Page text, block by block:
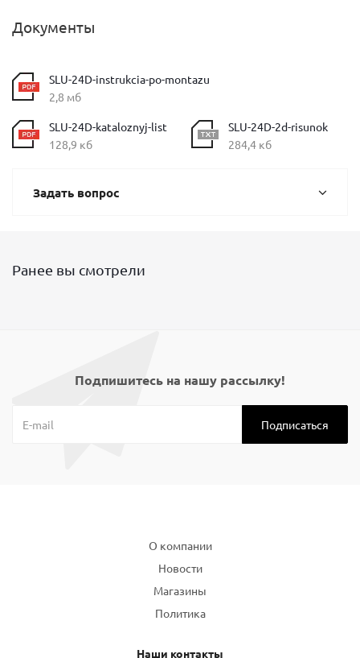
Документы
SLU-24D-instrukcia-po-montazu
2,8 мб
SLU-24D-kataloznyj-list
128,9 кб
SLU-24D-2d-risunok
284,4 кб
Задать вопрос
Ранее вы смотрели
Подпишитесь на нашу рассылку!
О компании
Новости
Магазины
Политика
Наши контакты